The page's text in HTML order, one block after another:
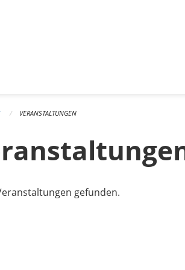
VERANSTALTUNGEN
gefunden.